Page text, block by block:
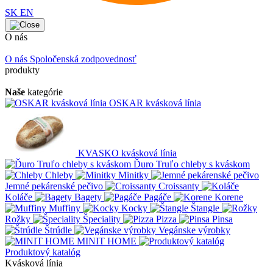
SK EN
O nás
O nás Spoločenská zodpovednosť
produkty
Naše kategórie
OSKAR kvásková línia
KVASKO kvásková línia
Ďuro Truľo chleby s kváskom
Chleby
Minitky
Jemné pekárenské pečivo
Croissanty
Koláče
Bagety Pagáče
Korene
Muffiny
Kocky
Štangle
Rožky
Špeciality Pizza
Pinsa
Štrúdle
Vegánske výrobky
MINIT HOME
Produktový katalóg
Kvásková línia